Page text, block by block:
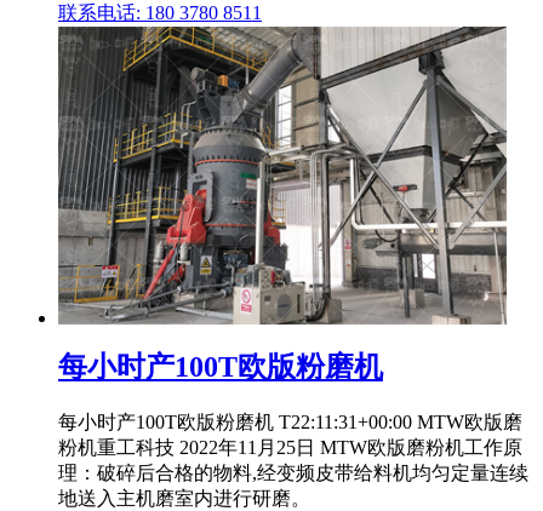
联系电话: 180 3780 8511
每小时产100T欧版粉磨机
每小时产100T欧版粉磨机 T22:11:31+00:00 MTW欧版磨
粉机重工科技 2022年11月25日 MTW欧版磨粉机工作原
理：破碎后合格的物料,经变频皮带给料机均匀定量连续
地送入主机磨室内进行研磨。